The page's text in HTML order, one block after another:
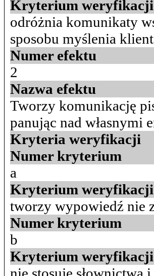
Kryterium weryfikacji
odróżnia komunikaty
sposobu myślenia
Numer efektu
2
Nazwa efektu
Tworzy komunikację
panując nad własnymi
Kryteria weryfikacji
Numer kryterium
a
Kryterium weryfikacji
tworzy wypowiedź nie
Numer kryterium
b
Kryterium weryfikacji